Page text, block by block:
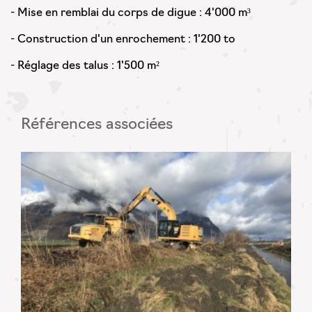
- Mise en remblai du corps de digue : 4'000 m³
- Construction d'un enrochement : 1'200 to
- Réglage des talus : 1'500 m²
Références associées